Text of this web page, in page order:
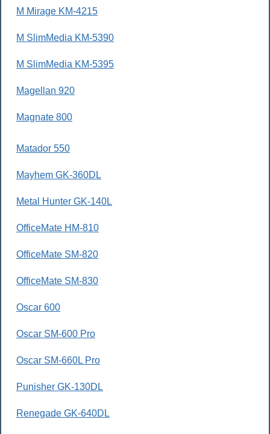
M Mirage KM-4215
M SlimMedia KM-5390
M SlimMedia KM-5395
Magellan 920
Magnate 800
Matador 550
Mayhem GK-360DL
Metal Hunter GK-140L
OfficeMate HM-810
OfficeMate SM-820
OfficeMate SM-830
Oscar 600
Oscar SM-600 Pro
Oscar SM-660L Pro
Punisher GK-130DL
Renegade GK-640DL